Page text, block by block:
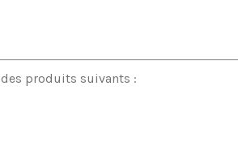
produits suivants :